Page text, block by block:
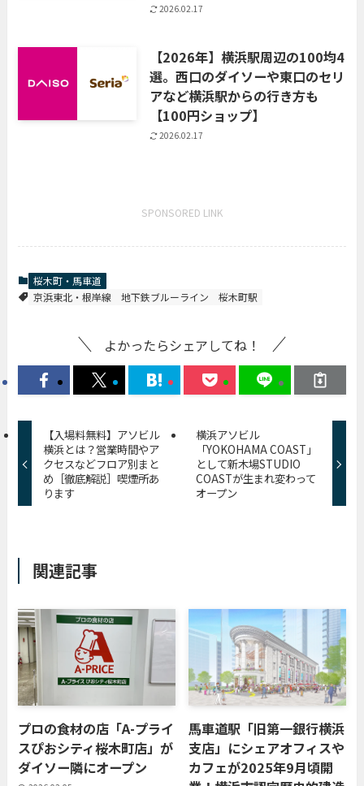
2026.02.17
【2026年】横浜駅周辺の100均4
選。西口のダイソーや東口のセリ
アなど横浜駅からの行き方も
【100円ショップ】
2026.02.17
SPONSORED LINK
桜木町・馬車道
京浜東北・根岸線
地下鉄ブルーライン 桜木町駅
よかったらシェアしてね！
【入場料無料】アソビル
横浜とは？営業時間やア
クセスなどフロア別まと
め［徹底解説］喫煙所あ
ります
横浜アソビル
「YOKOHAMA COAST」
として新木場STUDIO
COASTが生まれ変わって
オープン
関連記事
プロの食材の店「A-プライ
スぴおシティ桜木町店」が
ダイソー隣にオープン
馬車道駅「旧第一銀行横浜
支店」にシェアオフィスや
カフェが2025年9月頃開